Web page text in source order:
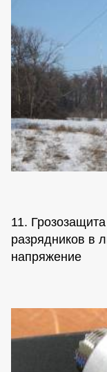
11.
разрядников в
напряжение